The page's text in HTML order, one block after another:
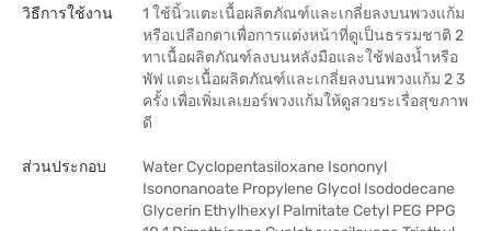
วิธีการใช้งาน
1 ใช้นิ้วแตะเนื้อผลิตภัณฑ์และเกลี่ยลงบนพวงแก้ม
หรือเปลือกตาเพื่อการแต่งหน้าที่ดูเป็นธรรมชาติ 2
ทาเนื้อผลิตภัณฑ์ลงบนหลังมือและใช้ฟองน้ำหรือ
พัฟ แตะเนื้อผลิตภัณฑ์และเกลี่ยลงบนพวงแก้ม 2 3
ครั้ง เพื่อเพิ่มเลเยอร์พวงแก้มให้ดูสวยระเรื่อสุขภาพ
ดี
ส่วนประกอบ
Water Cyclopentasiloxane Isononyl
Isononanoate Propylene Glycol Isododecane
Glycerin Ethylhexyl Palmitate Cetyl PEG PPG